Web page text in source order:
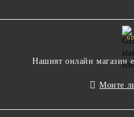
Нашият онлайн магазин
Моите